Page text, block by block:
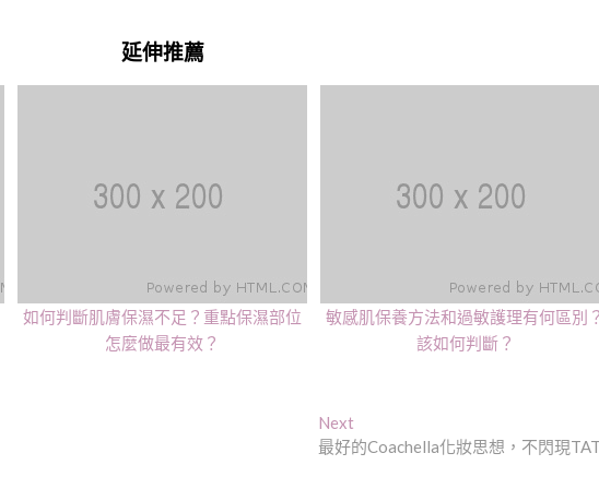
延伸推薦
如何判斷肌膚保濕不足？重點保濕部位
怎麼做最有效？
敏感肌保養方法和過敏護理有何區別
該如何判斷？
NextNext
post:
最好的Coachella化妝思想，不閃現